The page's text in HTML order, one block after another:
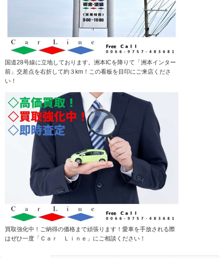
国道28号線に立地しております。洲本ICを降りて「洲本インター
前」交差点を右折して約３km！この看板を目印にご来店くださ
い！
買取強化中！ご納得の価格まで頑張ります！愛車を手放される際
はぜひ一度「Ｃａｒ Ｌｉｎｅ」にご相談ください！